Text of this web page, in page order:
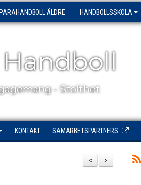
PARAHANDBOLL ÄLDRE HANDBOLLSSKOLA
- Stolthet
KONTAKT SAMARBETSPARTNERS
>
<